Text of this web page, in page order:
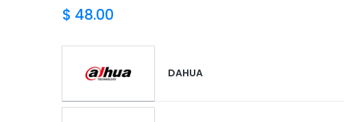
$ 48.00
DAHUA